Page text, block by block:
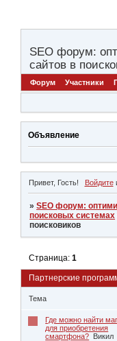
SEO форум:
сайтов в
Форум Участники
Объявление
Привет, Гость! Войдите
»SEO форум:
поисковых системах
поисковиков
Партнерские
Страница:1
Тема
Где можно найти
для приобретения
смартфона? Викил